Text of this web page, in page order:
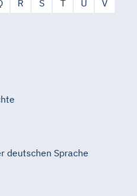
R S T U
V
deutschen Sprache